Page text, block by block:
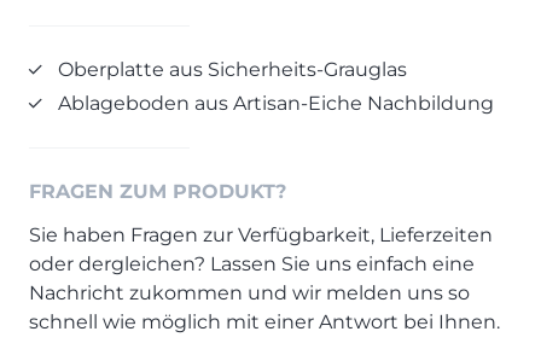
Dielenprogramme
Couchtische
Spiegel
ALLES ANZEIGEN
KONTAKT & FORMULARE
Kontakt
Beratungstermin vereinbaren
Auftragsstatus anfordern
Wunsch-Liefertermin
Oberplatte aus Sicherheits-Grauglas
Ablageboden aus Artisan-Eiche Nachbildung
FRAGEN ZUM PRODUKT?
Sie haben Fragen zur Verfügbarkeit, Lieferzeiten
oder dergleichen? Lassen Sie uns einfach eine
Nachricht zukommen und wir melden uns so
schnell wie möglich mit einer Antwort bei Ihnen.